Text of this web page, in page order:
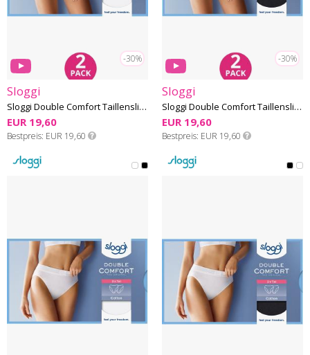
-30%
Sloggi
Sloggi Double Comfort Taillenslip - Baumwolle - 2 Pack
EUR 19,60
Bestpreis EUR 19,60
-30%
Sloggi
Sloggi Double Comfort Taillenslip - Baumwolle - 2 Pack
EUR 19,60
Bestpreis EUR 19,60